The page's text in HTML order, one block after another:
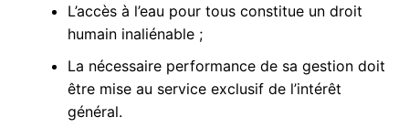
L’accès à l’eau pour tous constitue un droit
humain inaliénable ;
La nécessaire performance de sa gestion doit
être mise au service exclusif de l’intérêt
général.